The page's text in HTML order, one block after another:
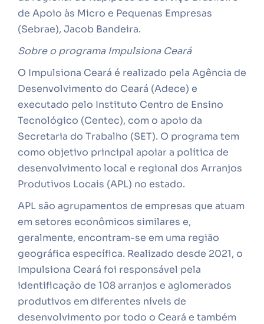
de Apoio às Micro e Pequenas Empresas
(Sebrae), Jacob Bandeira.
Sobre o programa Impulsiona Ceará
O Impulsiona Ceará é realizado pela Agência de
Desenvolvimento do Ceará (Adece) e
executado pelo Instituto Centro de Ensino
Tecnológico (Centec), com o apoio da
Secretaria do Trabalho (SET). O programa tem
como objetivo principal apoiar a política de
desenvolvimento local e regional dos Arranjos
Produtivos Locais (APL) no estado.
APL são agrupamentos de empresas que atuam
em setores econômicos similares e,
geralmente, encontram-se em uma região
geográfica específica. Realizado desde 2021, o
Impulsiona Ceará foi responsável pela
identificação de 108 arranjos e aglomerados
produtivos em diferentes níveis de
desenvolvimento por todo o Ceará e também